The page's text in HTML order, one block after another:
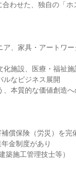
わせた、独自の「
、家具・アートワー
施設、医療・福祉
ルなビジネス展開
本質的な価値創造へ
償保険（労災）を完
金制度があり
築施工管理技士等）